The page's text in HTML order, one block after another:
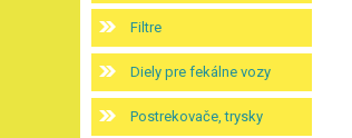
Filtre
Diely pre fekálne vozy
Postrekovače, trysky